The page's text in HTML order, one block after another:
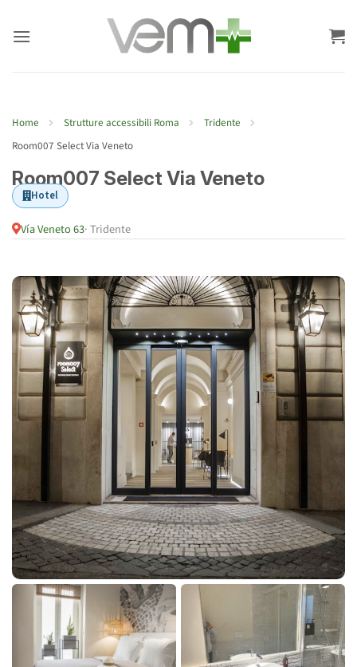
Home Strutture accessibili Roma
Tridente
Room007 Select Via Veneto
Room007 Select Via Veneto
Hotel
Vía Veneto 63· Tridente